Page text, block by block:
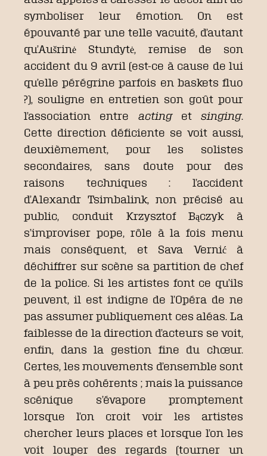
symboliser leur émotion. On est
épouvanté par une telle vacuité, d’autant
qu’Aušrinė Stundytė, remise de son
accident du 9 avril (est-ce à cause de lui
qu’elle pérégrine parfois en baskets fluo
?), souligne en entretien son goût pour
l’association entre actinget singing.
Cette direction déficiente se voit aussi,
deuxièmement, pour les solistes
secondaires, sans doute pour des
raisons techniques : l’accident
d’Alexandr Tsimbalink, non précisé au
public, conduit Krzysztof Bączyk à
s’improviser pope, rôle à la fois menu
mais conséquent, et Sava Vernić à
déchiffrer sur scène sa partition de chef
de la police. Si les artistes font ce qu’ils
peuvent, il est indigne de l’Opéra de ne
pas assumer publiquement ces aléas. La
faiblesse de la direction d’acteurs se voit,
enfin, dans la gestion fine du chœur.
Certes, les mouvements d’ensemble sont
à peu près cohérents ; mais la puissance
scénique s’évapore promptement
lorsque l’on croit voir les artistes
chercher leurs places et lorsque l’on les
voit louper des regards (tourner un